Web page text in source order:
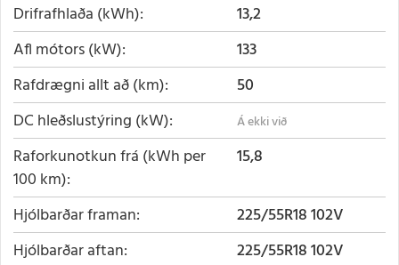
Drifrafhlaða (kWh)
13,2
Afl mótors (kW)
133
Rafdrægni allt að (km)
50
DC hleðslustýring (kW)
Raforkunotkun frá (kWh per
100 km)
15,8
Hjólbarðar framan
225/55R18 102V
Hjólbarðar aftan
225/55R18 102V